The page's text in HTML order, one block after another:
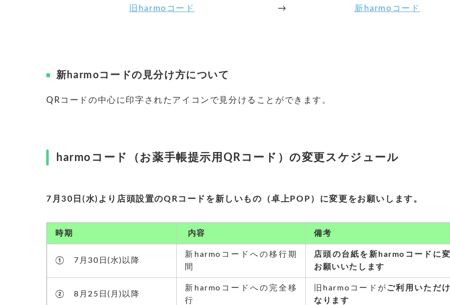
旧harmoコード → 新harmoコード
新harmoコードの見分け方について
QRコードの中心に印字されたアイコンで見分けることができます。
harmoコード（お薬手帳提示用QRコード）の変更スケジュール
7月30日(水)より店頭設置のQRコードを新しいもの（卓上POP）に変更をお願いします。
時期 内容 備考
① 7月30日(水)以降
新harmoコードへの移行期
間
店頭の台紙を新harmoコードに
お願いいたします
② 8月25日(月)以降
新harmoコードへの完全移
行
旧harmoコードが ご利用いただ
なります